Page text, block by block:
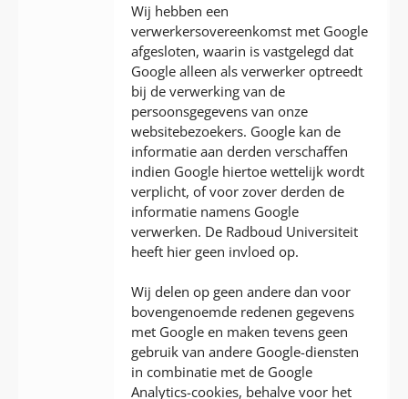
Wij hebben een
verwerkersovereenkomst met Google
afgesloten, waarin is vastgelegd dat
Google alleen als verwerker optreedt
bij de verwerking van de
persoonsgegevens van onze
websitebezoekers. Google kan de
informatie aan derden verschaffen
indien Google hiertoe wettelijk wordt
verplicht, of voor zover derden de
informatie namens Google
verwerken. De Radboud Universiteit
heeft hier geen invloed op.
Wij delen op geen andere dan voor
bovengenoemde redenen gegevens
met Google en maken tevens geen
gebruik van andere Google-diensten
in combinatie met de Google
Analytics-cookies, behalve voor het